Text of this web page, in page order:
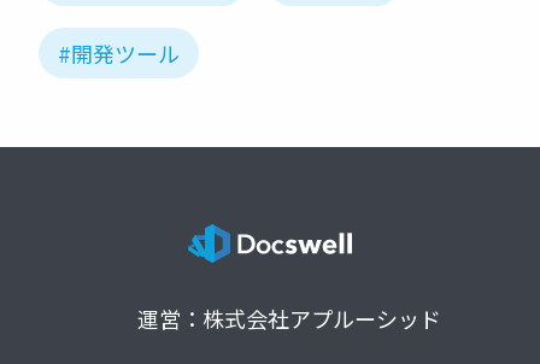
#開発ツール
運営：株式会社アプルーシッド